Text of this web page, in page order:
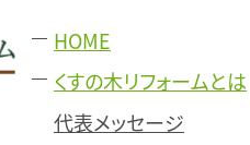
HOME
くすの木リフォームとは
代表メッセージ